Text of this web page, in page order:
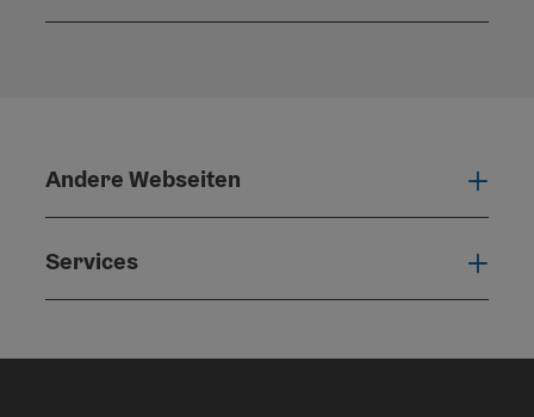
Andere Webseiten
Services